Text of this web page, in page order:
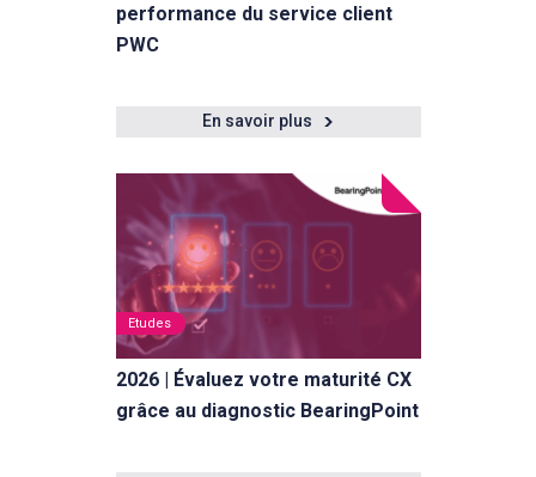
performance du service client
PWC
En savoir plus
Etudes
2026 | Évaluez votre maturité CX
grâce au diagnostic BearingPoint